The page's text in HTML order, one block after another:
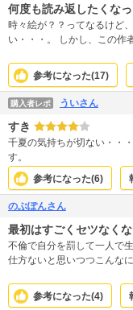
何度も読み返したくなっ
時々絵が？？ってなるけど
い・・・。 しかし、この作者の主人公の女性がたいがい美人、仕事バリバリ、
みますけどね～♪
参考になった(17)
購入者レポ ういさん
すき
千夏の気持ちが切ない・・
す。
参考になった(6)
のぶぽんさん
最初はすごくセツなく
不倫で自分を罰して一人で
仕方ないと思いつつこんな
っていないなと思います。
はなっていなかったかも。
す。先が楽しみ。チナツさ
参考になった(4)